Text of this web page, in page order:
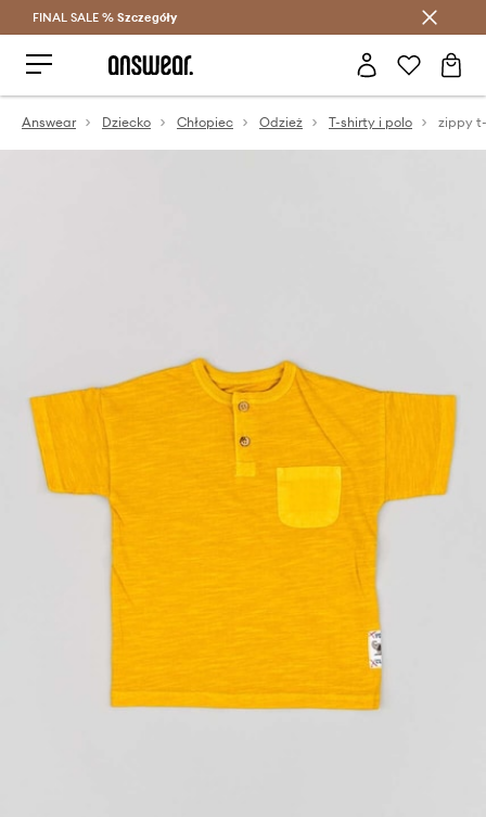
Oszczędzaj z Answear Club >
FINAL SALE % Szczegóły
Answear Dziecko Chłopiec Odzież T-shirty i polo zippy